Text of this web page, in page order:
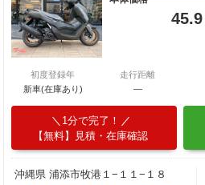
45.9
初度登録年
新車(在庫あり)
走行距離
―
1分で完了！
【無料】見積・在庫確認
沖縄県 浦添市牧港１−１１−１８